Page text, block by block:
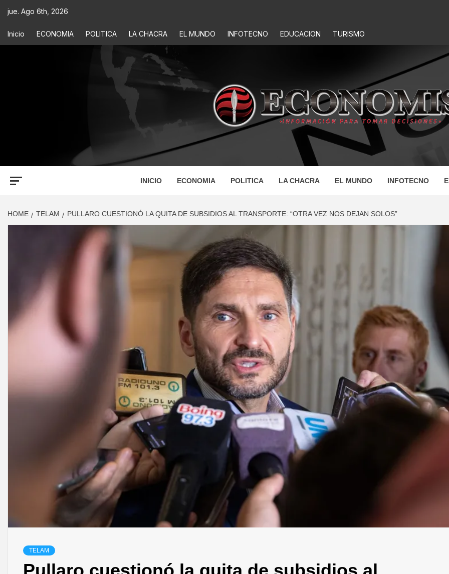
jue. Ago 6th, 2026
Inicio ECONOMIA POLITICA LA CHACRA EL MUNDO INFOTECNO EDUCACION TURISMO
ECONOMIS
INICIO ECONOMIA POLITICA LA CHACRA EL MUNDO INFOTECNO
HOME TELAM PULLARO CUESTIONÓ LA QUITA DE SUBSIDIOS AL TRANSPORTE: “OTRA VEZ NOS DEJAN SOLOS”
TELAM